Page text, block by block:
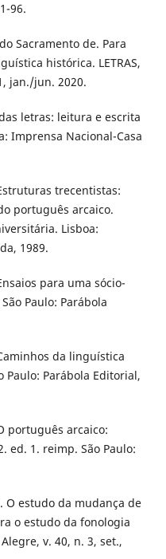
96.
Sacramento de. Para
histórica. LETRAS,
jan./jun. 2020.
letras: leitura e escrita
Imprensa Nacional-Casa
trecentistas:
português arcaico.
Lisboa:
1989.
para uma sócio-
Paulo: Parábola
da linguística
Paulo: Parábola Editorial,
português arcaico:
ed. 1. reimp. São Paulo:
O estudo da mudança de
o estudo da fonologia
v. 40, n. 3, set.,